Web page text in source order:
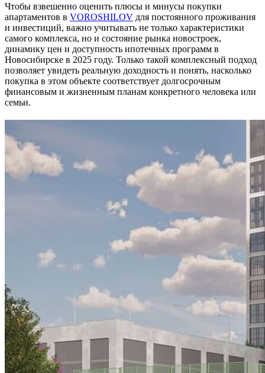
Чтобы взвешенно оценить плюсы и минусы покупки
апартаментов в VOROSHILOV для постоянного проживания
и инвестиций, важно учитывать не только характеристики
самого комплекса, но и состояние рынка новостроек,
динамику цен и доступность ипотечных программ в
Новосибирске в 2025 году. Только такой комплексный подход
позволяет увидеть реальную доходность и понять, насколько
покупка в этом объекте соответствует долгосрочным
финансовым и жизненным планам конкретного человека или
семьи.